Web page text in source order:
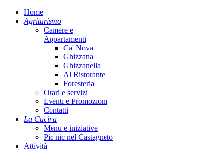
Home
Agriturismo
Camere e
Appartamenti
Ca' Nova
Ghizzana
Ghizzanella
Al Ristorante
Foresteria
Orari e servizi
Eventi e Promozioni
Contatti
La Cucina
Menu e iniziative
Pic nic nel Castagneto
Attività